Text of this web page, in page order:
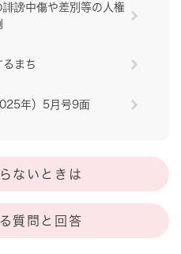
謗中傷や差別等の人権
まち
年）5月号9面
ないときは
質問と回答